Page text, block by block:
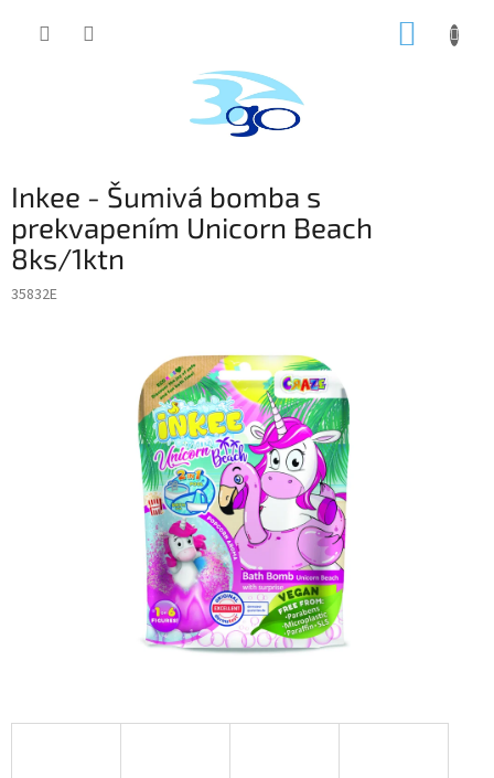
Inkee - Šumivá bomba s
prekvapením Unicorn Beach
8ks/1ktn
35832E